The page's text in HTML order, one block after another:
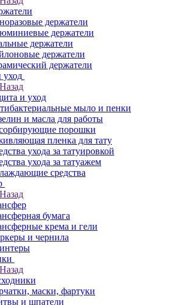
держатели
держатели
держатели
держатели
держатели
уход
Назад
и уход
мыло и пенки
и масла для работы
порошки
пленка для тату
ухода за татуировкой
ухода за татуажем
средства
Назад
бумага
крема и гели
и чернила
Назад
маски, фартуки
и шпатели